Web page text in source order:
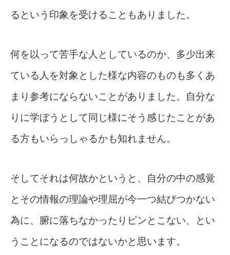
るという印象を受けることもありました。
何を以って苦手な人としているのか、多少出来
ている人を対象とした様な内容のものも多くあ
まり参考にならないことがありました。自分な
りに学ぼうとして同じ様にそう感じたことがあ
る方もいらっしゃるかも知れません。
そしてそれは何故かというと、自分の中の感覚
とその情報の理論や理屈が今一つ結びつかない
為に、腑に落ちなかったりピンとこない、とい
うことになるのではないかと思います。